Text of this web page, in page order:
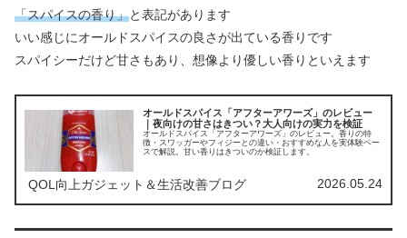
「スパイスの香り」と表記があります
いい感じにオールドスパイスの良さが出ている香りです
スパイシーだけど甘さもあり、想像より優しい香りといえます
オールドスパイス「アフターアワーズ」のレビュー
｜夜向けの甘さはきつい？大人向けの実力を検証
オールドスパイス「アフターアワーズ」のレビュー。香りの特
徴・スワッガーやフィジーとの違い・おすすめな人を実体験ベー
スで解説。甘い香りはきついのか検証します。
QOL向上ガジェット＆生活改善ブログ 2026.05.24